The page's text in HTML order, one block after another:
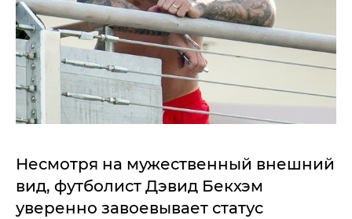
Несмотря на мужественный внешний
вид, футболист Дэвид Бекхэм
уверенно завоевывает статус